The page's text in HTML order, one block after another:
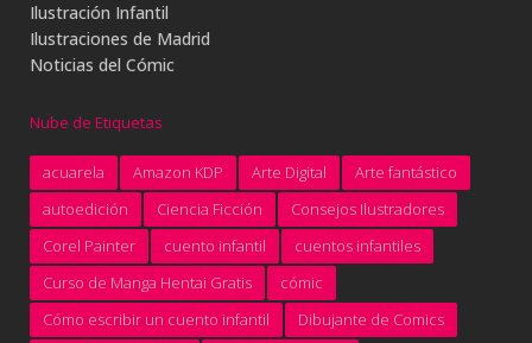
Ilustración Infantil
Ilustraciones de Madrid
Noticias del Cómic
Nube de Etiquetas
acuarela Amazon KDP Arte Digital
Arte fantástico
autoedición
Ciencia Ficción
Consejos Ilustradores
Corel Painter
cuento infantil
cuentos infantiles
Curso de Manga Hentai Gratis
cómic
Cómo escribir un cuento infantil
Dibujante de Comics